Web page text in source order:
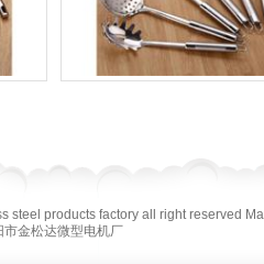
steel products factory all right reserved
市金松达微型电机厂